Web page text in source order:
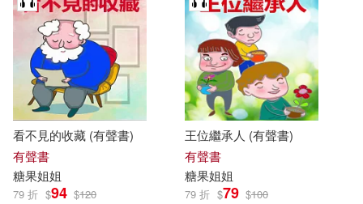
看不見的收藏 (有聲書)
有聲書
糖果姐姐
79 折 $94 $120
王位繼承人 (有聲書)
有聲書
糖果姐姐
79 折 $79 $100